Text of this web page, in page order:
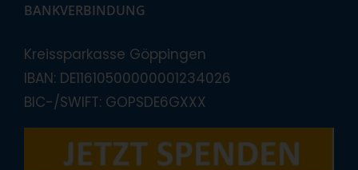
BANKVERBINDUNG
Kreissparkasse Göppingen
IBAN: DE11610500000001234026
BIC-/SWIFT: GOPSDE6GXXX